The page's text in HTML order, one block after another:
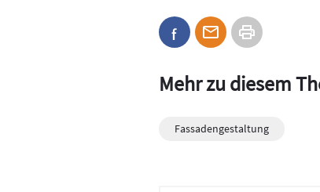
Mehr zu diesem
Fassadengestaltung